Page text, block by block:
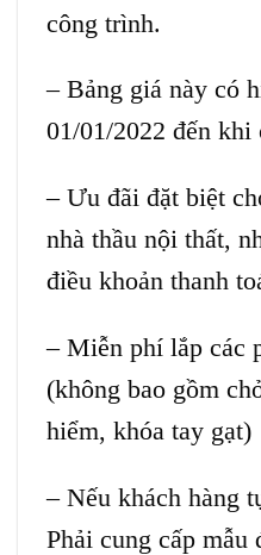
công trình.
– Bảng giá này có
01/01/2022 đến
– Ưu đãi đặt biệt
nhà thầu nội thất,
điều khoản thanh
– Miễn phí lắp các
(không bao gồm
hiểm, khóa tay gạt)
– Nếu khách hàng
Phải cung cấp mẫu